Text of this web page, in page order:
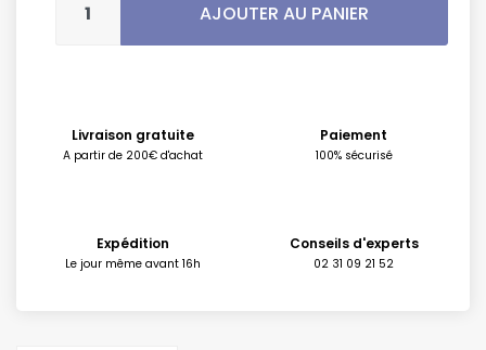
AJOUTER AU PANIER
Livraison gratuite
A partir de 200€ d'achat
Paiement
100% sécurisé
Expédition
Le jour même avant 16h
Conseils d'experts
02 31 09 21 52